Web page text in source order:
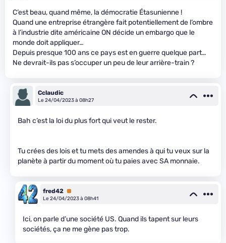
C’est beau, quand même, la démocratie Étasunienne !
Quand une entreprise étrangère fait potentiellement de l’ombre
à l’industrie dite américaine ON décide un embargo que le
monde doit appliquer…
Depuis presque 100 ans ce pays est en guerre quelque part…
Ne devrait-ils pas s’occuper un peu de leur arrière-train ?
Cclaudic
Le 24/04/2023 à 08h27
Bah c’est la loi du plus fort qui veut le rester.
Tu crées des lois et tu mets des amendes à qui tu veux sur la
planète à partir du moment où tu paies avec SA monnaie.
fred42 Premium
Le 24/04/2023 à 08h41
Ici, on parle d’une société US. Quand ils tapent sur leurs
sociétés, ça ne me gène pas trop.